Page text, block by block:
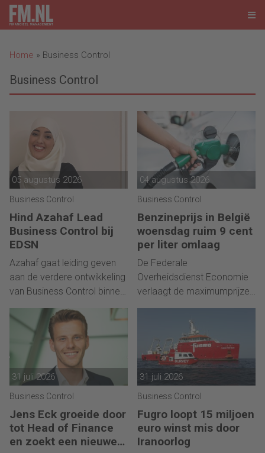
Home » Business Control
Business Control
05 augustus 2026
Business Control
Hind Azahaf Lead
Business Control bij
EDSN
Azahaf gaat leiding geven
aan de verdere ontwikkeling
van Business Control binnen
04 augustus 2026
Business Control
Benzineprijs in België
woensdag ruim 9 cent
per liter omlaag
De Federale
Overheidsdienst Economie
verlaagt de maximumprijzen
meerdere centen.
31 juli 2026
Business Control
Jens Eck groeide door
tot Head of Finance
en zoekt een nieuwe
31 juli 2026
Business Control
Fugro loopt 15 miljoen
euro winst mis door
Iranoorlog